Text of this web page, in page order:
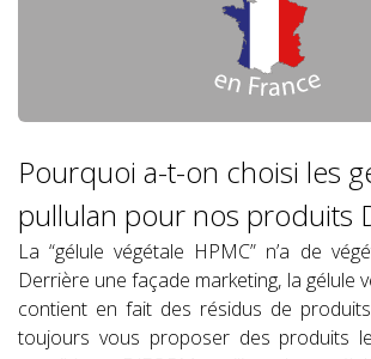
Pourquoi a-t-on choisi les
pullulan pour nos produits
La “gélule végétale HPMC” n’a de
Derrière une façade marketing, la gélule
contient en fait des résidus de
toujours vous proposer des produits